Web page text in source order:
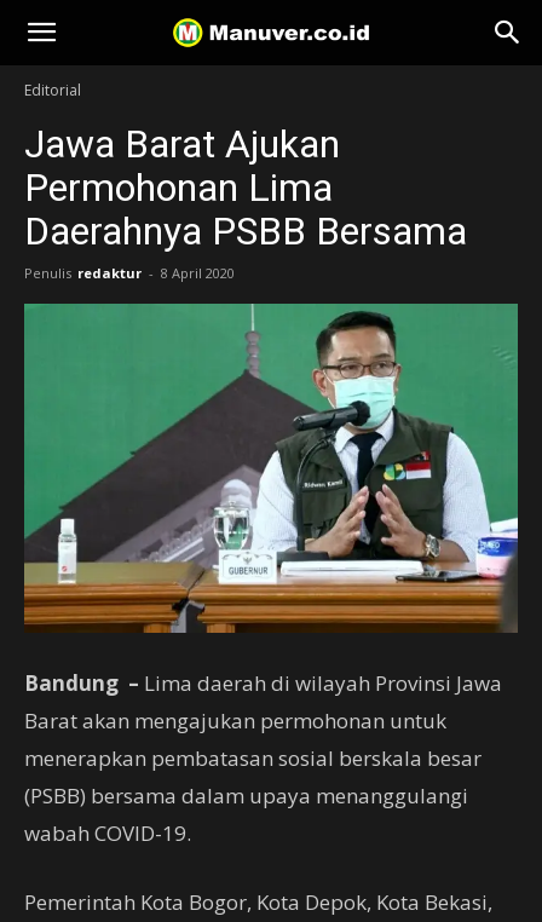
Manuver
Editorial
Jawa Barat Ajukan
Permohonan Lima
Daerahnya PSBB Bersama
Penulis redaktur - 8 April 2020
Bandung – Lima daerah di wilayah Provinsi Jawa
Barat akan mengajukan permohonan untuk
menerapkan pembatasan sosial berskala besar
(PSBB) bersama dalam upaya menanggulangi
wabah COVID-19.
Pemerintah Kota Bogor, Kota Depok, Kota Bekasi,